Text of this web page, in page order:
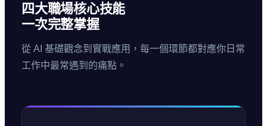
四大職場核心技能
一次完整掌握
從 AI 基礎觀念到實戰應用，每一個環節都對應你日常
工作中最常遇到的痛點。